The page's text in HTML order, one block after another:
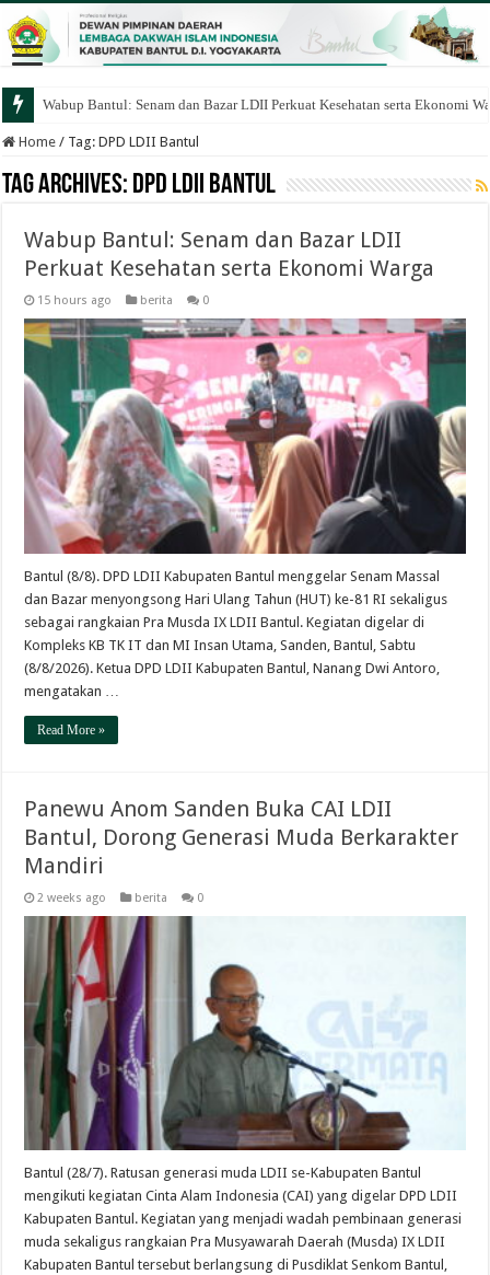
Wabup Bantul: Senam dan Bazar LDII Perkuat Kesehatan serta Ekonomi
Home / Tag:DPD LDII Bantul
Tag Archives: DPD LDII Bantul
Wabup Bantul: Senam dan Bazar LDII
Perkuat Kesehatan serta Ekonomi Warga
15 hours ago berita 0
Bantul (8/8). DPD LDII Kabupaten Bantul menggelar Senam Massal
dan Bazar menyongsong Hari Ulang Tahun (HUT) ke-81 RI sekaligus
sebagai rangkaian Pra Musda IX LDII Bantul. Kegiatan digelar di
Kompleks KB TK IT dan MI Insan Utama, Sanden, Bantul, Sabtu
(8/8/2026). Ketua DPD LDII Kabupaten Bantul, Nanang Dwi Antoro,
mengatakan …
Read More »
Panewu Anom Sanden Buka CAI LDII
Bantul, Dorong Generasi Muda Berkarakter
Mandiri
2 weeks ago berita 0
Bantul (28/7). Ratusan generasi muda LDII se-Kabupaten Bantul
mengikuti kegiatan Cinta Alam Indonesia (CAI) yang digelar DPD LDII
Kabupaten Bantul. Kegiatan yang menjadi wadah pembinaan generasi
muda sekaligus rangkaian Pra Musyawarah Daerah (Musda) IX LDII
Kabupaten Bantul tersebut berlangsung di Pusdiklat Senkom Bantul,